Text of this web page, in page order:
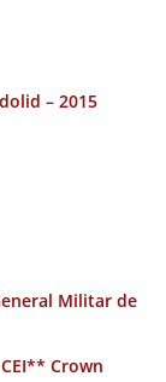
– 2015
Militar de
Crown